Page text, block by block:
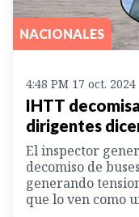
NACIONALES
4:48 PM 17 oct. 2024
IHTT
dirigentes
El inspector
decomiso de
generando
que lo ven como